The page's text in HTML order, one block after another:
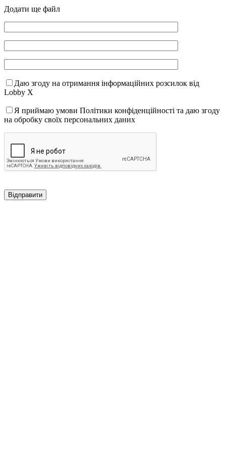
Додати ще файл
Даю згоду на отримання інформаційних розсилок від
Lobby X
Я приймаю умови Політики конфіденційності та даю згоду
на обробку своїх персональних даних